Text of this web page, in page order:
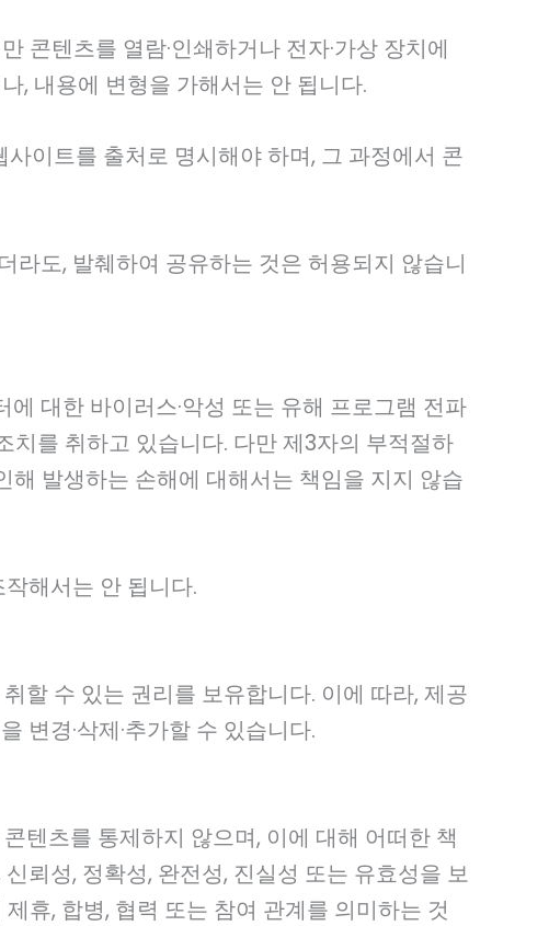
콘텐츠를 열람·인쇄하거나 전자·가상 장치에
, 내용에 변형을 가해서는 안 됩니다.
이트를 출처로 명시해야 하며, 그 과정에서 콘
라도, 발췌하여 공유하는 것은 허용되지 않습니
대한 바이러스·악성 또는 유해 프로그램 전파
를 취하고 있습니다. 다만 제3자의 부적절하
발생하는 손해에 대해서는 책임을 지지 않습
해서는 안 됩니다.
할 수 있는 권리를 보유합니다. 이에 따라, 제공
변경·삭제·추가할 수 있습니다.
텐츠를 통제하지 않으며, 이에 대해 어떠한 책
뢰성, 정확성, 완전성, 진실성 또는 유효성을 보
휴, 합병, 협력 또는 참여 관계를 의미하는 것